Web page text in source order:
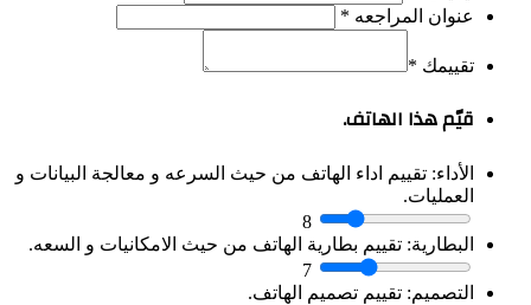
عنوان المراجعه*
تقييمك*
قيّم هذا الهاتف.
الأداء: تقييم اداء الهاتف من حيث السرعه و معالجة البيانات و
العمليات.
8
البطارية: تقييم بطارية الهاتف من حيث الامكانيات و السعه.
7
التصميم: تقييم تصميم الهاتف.